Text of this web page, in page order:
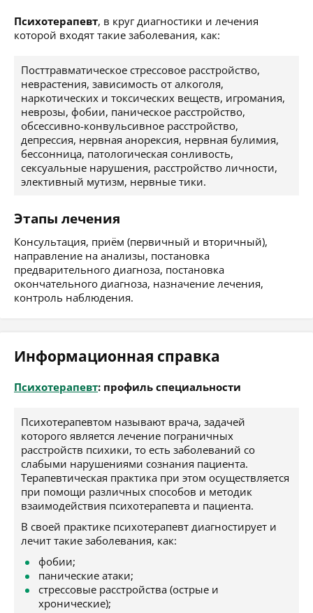
Психотерапевт, в круг диагностики и лечения
которой входят такие заболевания, как:
Посттравматическое стрессовое расстройство,
неврастения, зависимость от алкоголя,
наркотических и токсических веществ, игромания,
неврозы, фобии, паническое расстройство,
обсессивно-конвульсивное расстройство,
депрессия, нервная анорексия, нервная булимия,
бессонница, патологическая сонливость,
сексуальные нарушения, расстройство личности,
элективный мутизм, нервные тики.
Этапы лечения
Консультация, приём (первичный и вторичный),
направление на анализы, постановка
предварительного диагноза, постановка
окончательного диагноза, назначение лечения,
контроль наблюдения.
Информационная справка
Психотерапевт: профиль специальности
Психотерапевтом называют врача, задачей
которого является лечение пограничных
расстройств психики, то есть заболеваний со
слабыми нарушениями сознания пациента.
Терапевтическая практика при этом осуществляется
при помощи различных способов и методик
взаимодействия психотерапевта и пациента.
В своей практике психотерапевт диагностирует и
лечит такие заболевания, как:
фобии;
панические атаки;
стрессовые расстройства (острые и
хронические);